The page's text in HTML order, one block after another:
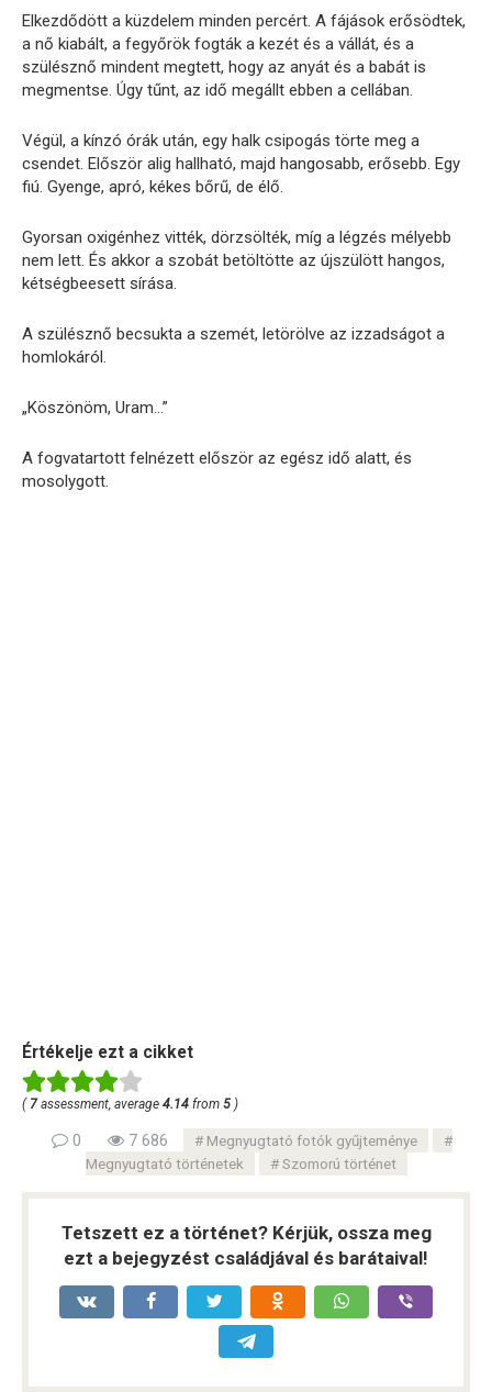
Elkezdődött a küzdelem minden percért. A fájások erősödtek,
a nő kiabált, a fegyőrök fogták a kezét és a vállát, és a
szülésznő mindent megtett, hogy az anyát és a babát is
megmentse. Úgy tűnt, az idő megállt ebben a cellában.
Végül, a kínzó órák után, egy halk csipogás törte meg a
csendet. Először alig hallható, majd hangosabb, erősebb. Egy
fiú. Gyenge, apró, kékes bőrű, de élő.
Gyorsan oxigénhez vitték, dörzsölték, míg a légzés mélyebb
nem lett. És akkor a szobát betöltötte az újszülött hangos,
kétségbeesett sírása.
A szülésznő becsukta a szemét, letörölve az izzadságot a
homlokáról.
„Köszönöm, Uram…”
A fogvatartott felnézett először az egész idő alatt, és
mosolygott.
Értékelje ezt a cikket
( 7assessment, average 4.14 from 5 )
0 7 686
Megnyugtató fotók gyűjteménye
Megnyugtató történetek
Szomorú történet
Tetszett ez a történet? Kérjük, ossza meg
ezt a bejegyzést családjával és barátaival!